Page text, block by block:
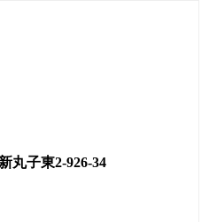
丸子東2-926-34